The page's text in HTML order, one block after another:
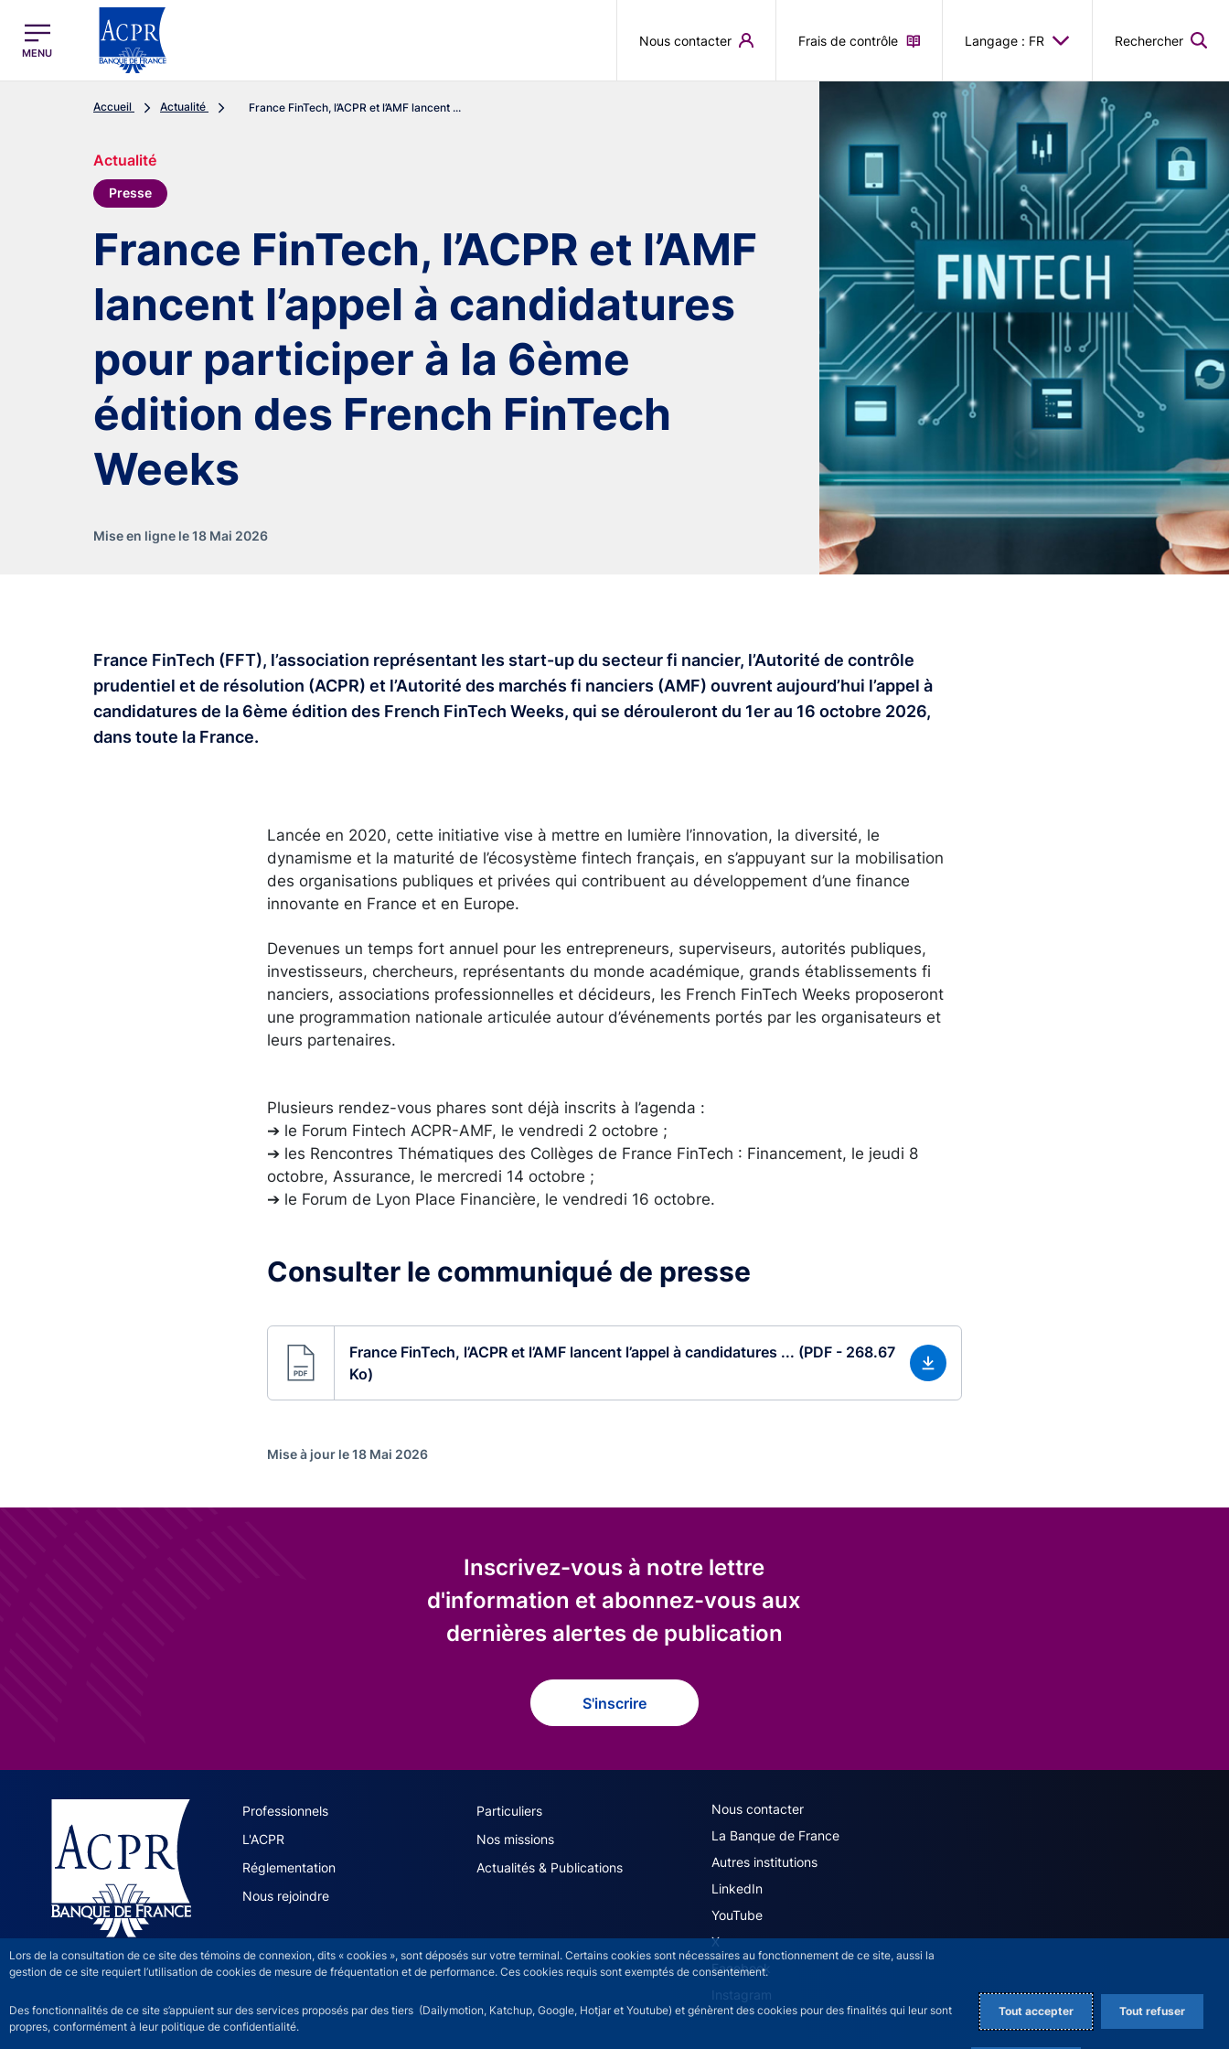
Lors de la consultation de ce site des témoins de connexion, dits « cookies », sont déposés sur votre terminal. Certains cookies sont nécessaires au fonctionnement de ce site, aussi la
gestion de ce site requiert l’utilisation de cookies de mesure de fréquentation et de performance. Ces cookies requis sont exemptés de consentement.
Des fonctionnalités de ce site s’appuient sur des services proposés par des tiers (Dailymotion, Katchup, Google, Hotjar et Youtube) et génèrent des cookies pour des finalités qui leur sont
propres, conformément à leur politique de confidentialité.
Tout accepter Tout refuser
ACPR Menu Principal (French)
MENU
Nous contacter Frais de contrôle Langage : FR Rechercher
Accueil Actualité France FinTech, l’ACPR et l’AMF lancent ...
Actualité
Presse
France FinTech, l’ACPR et l’AMF
lancent l’appel à candidatures
pour participer à la 6ème
édition des French FinTech
Weeks
Mise en ligne le 18 Mai 2026
France FinTech (FFT), l’association représentant les start-up du secteur fi nancier, l’Autorité de contrôle
prudentiel et de résolution (ACPR) et l’Autorité des marchés fi nanciers (AMF) ouvrent aujourd’hui l’appel à
candidatures de la 6ème édition des French FinTech Weeks, qui se dérouleront du 1er au 16 octobre 2026,
dans toute la France.
Lancée en 2020, cette initiative vise à mettre en lumière l’innovation, la diversité, le
dynamisme et la maturité de l’écosystème fintech français, en s’appuyant sur la mobilisation
des organisations publiques et privées qui contribuent au développement d’une finance
innovante en France et en Europe.
Devenues un temps fort annuel pour les entrepreneurs, superviseurs, autorités publiques,
investisseurs, chercheurs, représentants du monde académique, grands établissements fi
nanciers, associations professionnelles et décideurs, les French FinTech Weeks proposeront
une programmation nationale articulée autour d’événements portés par les organisateurs et
leurs partenaires.
Plusieurs rendez-vous phares sont déjà inscrits à l’agenda :
➔ le Forum Fintech ACPR-AMF, le vendredi 2 octobre ;
➔ les Rencontres Thématiques des Collèges de France FinTech : Financement, le jeudi 8
octobre, Assurance, le mercredi 14 octobre ;
➔ le Forum de Lyon Place Financière, le vendredi 16 octobre.
Consulter le communiqué de presse
France FinTech, l’ACPR et l’AMF lancent l’appel à candidatures ... (PDF - 268.67
Ko)
Mise à jour le 18 Mai 2026
Inscrivez-vous à notre lettre
d'information et abonnez-vous aux
dernières alertes de publication
S'inscrire
ACPR site navigation (French)
Professionnels
Particuliers
L'ACPR
Nos missions
Réglementation
Actualités & Publications
Nous rejoindre
ACPR footer secondary menu (French)
Nous contacter
La Banque de France
Autres institutions
LinkedIn
YouTube
X
Facebook
Instagram